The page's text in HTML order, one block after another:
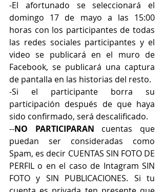
-El afortunado se seleccionará el
domingo 17 de mayo a las 15:00
horas con los participantes de todas
las redes sociales participantes y el
video se publicará en el muro de
Facebook, se publicará una captura
de pantalla en las historias del resto.
-Si el participante borra su
participación después de que haya
sido confirmado, será descalificado.
--NO PARTICIPARAN cuentas que
puedan ser consideradas como
Spam, es decir CUENTAS SIN FOTO DE
PERFIL o en el caso de Intagram SIN
FOTO y SIN PUBLICACIONES. Si tu